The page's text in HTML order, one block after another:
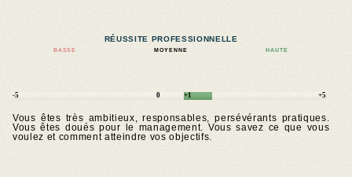
RÉUSSITE PROFESSIONNELLE
BASSE MOYENNE HAUTE
-5 0 +1 +5
Vous êtes très ambitieux, responsables, persévérants pratiques.
Vous êtes doués pour le management. Vous savez ce que vous
voulez et comment atteindre vos objectifs.